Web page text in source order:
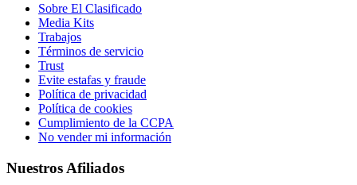
Sobre El Clasificado
Media Kits
Trabajos
Términos de servicio
Trust
Evite estafas y fraude
Política de privacidad
Política de cookies
Cumplimiento de la CCPA
No vender mi información
Nuestros Afiliados